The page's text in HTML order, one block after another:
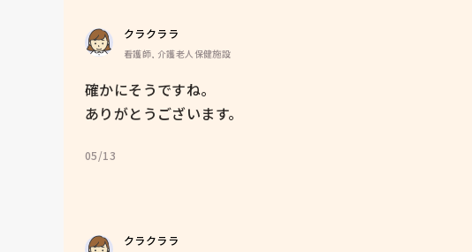
クラクララ
看護師, 介護老人保健施設
確かにそうですね。
ありがとうございます。
05/13
クラクララ